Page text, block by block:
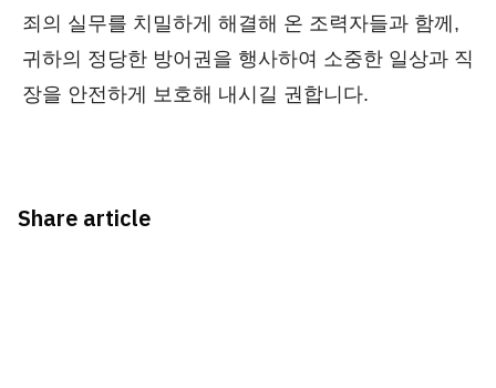
죄의 실무를 치밀하게 해결해 온 조력자들과 함께,
귀하의 정당한 방어권을 행사하여 소중한 일상과 직
장을 안전하게 보호해 내시길 권합니다.
Share article